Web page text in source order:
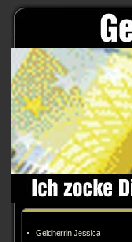
Geldherrin Jessica